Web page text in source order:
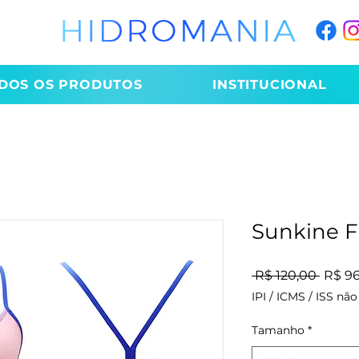
OS PRODUTOS INSTITUCIONAL
Sunkine
R$ 120,00 Preço
R$
IPI / ICMS / ISS
Tamanho *